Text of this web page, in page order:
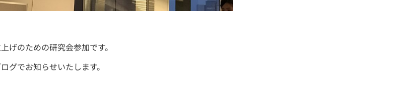
げのための研究会参加です。
グでお知らせいたします。